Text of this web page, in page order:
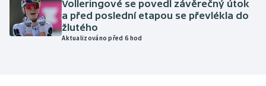
Plavání
Volleringové se povedl závěrečný útok
a před poslední etapou se převlékla do
žlutého
Aktualizováno před 6 hod